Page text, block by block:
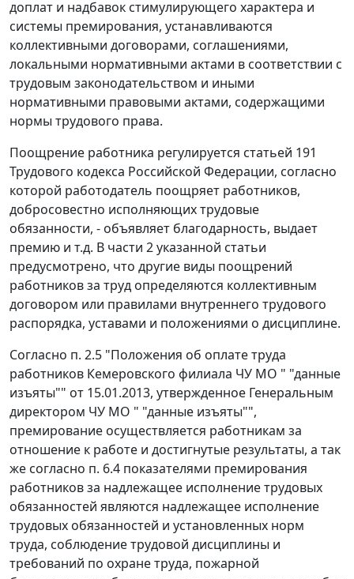
доплат и надбавок стимулирующего характера и
системы премирования, устанавливаются
коллективными договорами, соглашениями,
локальными нормативными актами в соответствии с
трудовым законодательством и иными
нормативными правовыми актами, содержащими
нормы трудового права.
Поощрение работника регулируется статьей 191
Трудового кодекса Российской Федерации, согласно
которой работодатель поощряет работников,
добросовестно исполняющих трудовые
обязанности, - объявляет благодарность, выдает
премию и т.д. В части 2 указанной статьи
предусмотрено, что другие виды поощрений
работников за труд определяются коллективным
договором или правилами внутреннего трудового
распорядка, уставами и положениями о дисциплине.
Согласно п. 2.5 "Положения об оплате труда
работников Кемеровского филиала ЧУ МО " "данные
изъяты"" от 15.01.2013, утвержденное Генеральным
директором ЧУ МО " "данные изъяты"",
премирование осуществляется работникам за
отношение к работе и достигнутые результаты, а так
же согласно п. 6.4 показателями премирования
работников за надлежащее исполнение трудовых
обязанностей являются надлежащее исполнение
трудовых обязанностей и установленных норм
труда, соблюдение трудовой дисциплины и
требований по охране труда, пожарной